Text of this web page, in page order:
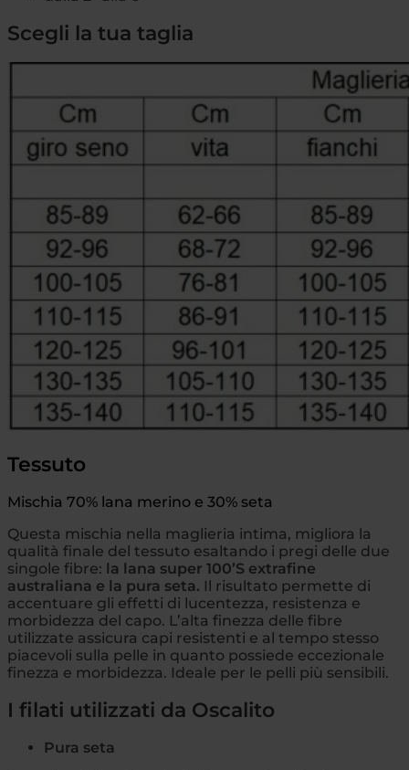
Scegli la tua taglia
Tessuto
Mischia 70% lana merino e 30% seta
Questa mischia nella maglieria intima, migliora la
qualità finale del tessuto esaltando i pregi delle due
singole fibre: la lana super 100’S extrafine
australiana e la pura seta. Il risultato permette di
accentuare gli effetti di lucentezza, resistenza e
morbidezza del capo. L’alta finezza delle fibre
utilizzate assicura capi resistenti e al tempo stesso
piacevoli sulla pelle in quanto possiede eccezionale
finezza e morbidezza. Ideale per le pelli più sensibili.
I filati utilizzati da Oscalito
Pura seta